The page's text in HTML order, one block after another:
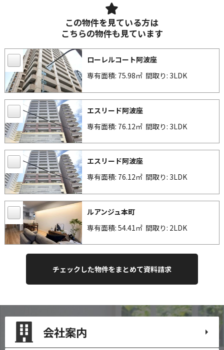
この物件を見ている方は
こちらの物件も見ています
ローレルコート阿波座
専有面積: 75.98㎡ 間取り: 3LDK
エスリード阿波座
専有面積: 76.12㎡ 間取り: 3LDK
エスリード阿波座
専有面積: 76.12㎡ 間取り: 3LDK
ルアンジュ本町
専有面積: 54.41㎡ 間取り: 2LDK
会社案内